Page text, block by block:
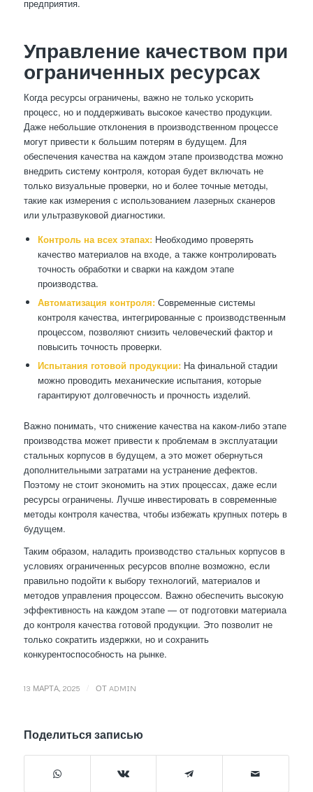
предприятия.
Управление качеством при
ограниченных ресурсах
Когда ресурсы ограничены, важно не только ускорить
процесс, но и поддерживать высокое качество продукции.
Даже небольшие отклонения в производственном процессе
могут привести к большим потерям в будущем. Для
обеспечения качества на каждом этапе производства можно
внедрить систему контроля, которая будет включать не
только визуальные проверки, но и более точные методы,
такие как измерения с использованием лазерных сканеров
или ультразвуковой диагностики.
Контроль на всех этапах:Необходимо проверять
качество материалов на входе, а также контролировать
точность обработки и сварки на каждом этапе
производства.
Автоматизация контроля:Современные системы
контроля качества, интегрированные с производственным
процессом, позволяют снизить человеческий фактор и
повысить точность проверки.
Испытания готовой продукции:На финальной стадии
можно проводить механические испытания, которые
гарантируют долговечность и прочность изделий.
Важно понимать, что снижение качества на каком-либо этапе
производства может привести к проблемам в эксплуатации
стальных корпусов в будущем, а это может обернуться
дополнительными затратами на устранение дефектов.
Поэтому не стоит экономить на этих процессах, даже если
ресурсы ограничены. Лучше инвестировать в современные
методы контроля качества, чтобы избежать крупных потерь в
будущем.
Таким образом, наладить производство стальных корпусов в
условиях ограниченных ресурсов вполне возможно, если
правильно подойти к выбору технологий, материалов и
методов управления процессом. Важно обеспечить высокую
эффективность на каждом этапе — от подготовки материала
до контроля качества готовой продукции. Это позволит не
только сократить издержки, но и сохранить
конкурентоспособность на рынке.
13 МАРТА, 2025 ОТ ADMIN
Поделиться записью